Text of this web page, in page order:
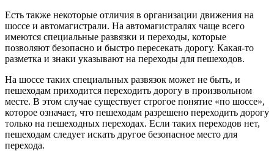
Есть также некоторые отличия в организации движения на
шоссе и автомагистрали. На автомагистралях чаще всего
имеются специальные развязки и переходы, которые
позволяют безопасно и быстро пересекать дорогу. Какая-то
разметка и знаки указывают на переходы для пешеходов.
На шоссе таких специальных развязок может не быть, и
пешеходам приходится переходить дорогу в произвольном
месте. В этом случае существует строгое понятие «по шоссе»,
которое означает, что пешеходам разрешено переходить дорогу
только на пешеходных переходах. Если таких переходов нет,
пешеходам следует искать другое безопасное место для
перехода.